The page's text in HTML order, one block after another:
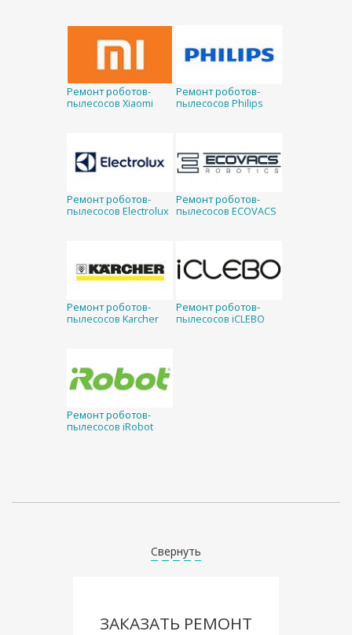
Ремонт роботов-
пылесосов Xiaomi
Ремонт роботов-
пылесосов Philips
Ремонт роботов-
пылесосов Electrolux
Ремонт роботов-
пылесосов ECOVACS
Ремонт роботов-
пылесосов Karcher
Ремонт роботов-
пылесосов iCLEBO
Ремонт роботов-
пылесосов iRobot
Свернуть
ЗАКАЗАТЬ РЕМОНТ